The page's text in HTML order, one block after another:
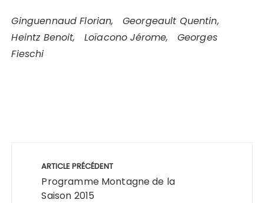
Ginguennaud Florian, Georgeault Quentin,
Heintz Benoit, Loïacono Jérome, Georges
Fieschi
l’article
ARTICLE PRÉCÉDENT
Programme Montagne de la
Saison 2015